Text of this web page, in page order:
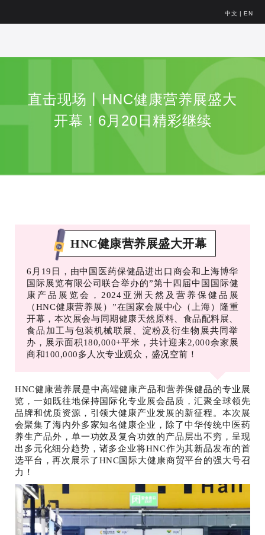
中文 | EN
直击现场丨HNC健康营养展盛大
开幕！6月20日精彩继续
HNC健康营养展盛大开幕
6月19日，由中国医药保健品进出口商会和上海博华
国际展览有限公司联合举办的”第十四届中国国际健
康产品展览会，2024亚洲天然及营养保健品展
（HNC健康营养展）”在国家会展中心（上海）隆重
开幕，本次展会与同期健康天然原料、食品配料展、
食品加工与包装机械联展、淀粉及衍生物展共同举
办，展示面积180,000+平米，共计迎来2,000余家展
商和100,000多人次专业观众，盛况空前！
HNC健康营养展是中高端健康产品和营养保健品的专业展
览，一如既往地保持国际化专业展会品质，汇聚全球领先
品牌和优质资源，引领大健康产业发展的新征程。本次展
会聚集了海内外多家知名健康企业，除了中华传统中医药
养生产品外，单一功效及复合功效的产品层出不穷，呈现
出多元化细分趋势，诸多企业将HNC作为其新品发布的首
选平台，再次展示了HNC国际大健康商贸平台的强大号召
力！